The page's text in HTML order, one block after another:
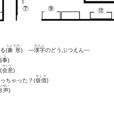
(象形
しょうけい
) ―漢字
かんじ
のどうぶつえん―
事
じ
)
会意
かいい
)
ちゃった？(仮借
かしゃ
)
声
せい
)